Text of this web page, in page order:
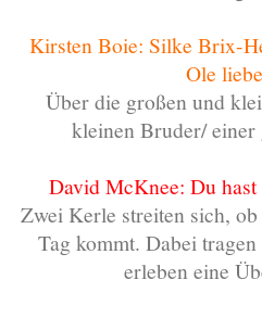
Kirsten Boie: Silke Brix-
Ole
Über die großen und
kleinen Bruder/ einer
David McKnee: Du
Zwei Kerle streiten sich,
Tag kommt. Dabei
erleben eine